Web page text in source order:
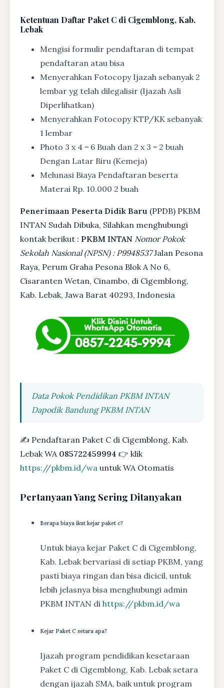
Ketentuan Daftar Paket C di Cigemblong, Kab.
Lebak
Mengisi formulir pendaftaran di tempat
pendaftaran atau bisa
Menyerahkan Fotocopy Ijazah sebanyak 2
lembar yg telah dilegalisir (Ijazah Asli
Diperlihatkan)
Menyerahkan Fotocopy KTP/KK sebanyak
1 lembar
Photo 3 x 4 = 6 Buah dan 2 x 3 = 2 buah
Dengan Latar Biru (Kemeja)
Melunasi Biaya Pendaftaran beserta
Materai Rp. 10.000 2 buah
Penerimaan Peserta Didik Baru (PPDB) PKBM
INTAN Sudah Dibuka, Silahkan menghubungi
kontak berikut : PKBM INTAN Nomor Pokok
Sekolah Nasional (NPSN) : P9948537Jalan Pesona
Raya, Perum Graha Pesona Blok A No 6,
Cisaranten Wetan, Cinambo, di Cigemblong,
Kab. Lebak, Jawa Barat 40293, Indonesia
Data Pokok Pendidikan PKBM INTAN
Dapodik Bandung PKBM INTAN
✍ Pendaftaran Paket C di Cigemblong, Kab.
Lebak WA 085722459994 👉 klik
https://pkbm.id/wa untuk WA Otomatis
Pertanyaan Yang Sering Ditanyakan
Berapa biaya ikut kejar paket c?
Untuk biaya kejar Paket C di Cigemblong,
Kab. Lebak bervariasi di setiap PKBM, yang
pasti biaya ringan dan bisa dicicil, untuk
lebih jelasnya bisa menghubungi admin
PKBM INTAN di https://pkbm.id/wa
Kejar Paket C setara apa?
Ijazah program pendidikan kesetaraan
Paket C di Cigemblong, Kab. Lebak setara
dengan ijazah SMA, baik untuk program